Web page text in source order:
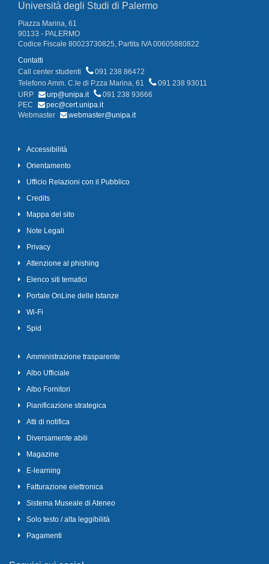
Università degli Studi di Palermo
Piazza Marina, 61
90133 - PALERMO
Codice Fiscale 80023730825, Partita IVA 00605880822
Contatti
Call center studenti
091 238 86472
Telefono Amm. C.le di P.zza Marina, 61
091 238 93011
URP
urp@unipa.it
091 238 93666
PEC
pec@cert.unipa.it
Webmaster
webmaster@unipa.it
Accessibilità
Orientamento
Ufficio Relazioni con il Pubblico
Credits
Mappa del sito
Note Legali
Privacy
Attenzione al phishing
Elenco siti tematici
Portale OnLine delle Istanze
Wi-Fi
Spid
Amministrazione trasparente
Albo Ufficiale
Albo Fornitori
Pianificazione strategica
Atti di notifica
Diversamente abili
Magazine
E-learning
Fatturazione elettronica
Sistema Museale di Ateneo
Solo testo / alta leggibilità
Pagamenti